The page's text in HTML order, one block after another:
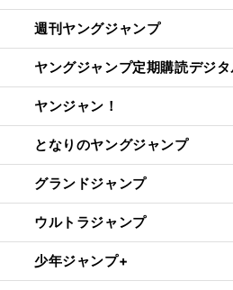
週刊ヤングジャンプ
ヤングジャンプ定期購読デジ
ヤンジャン！
となりのヤングジャンプ
グランドジャンプ
ウルトラジャンプ
少年ジャンプ+